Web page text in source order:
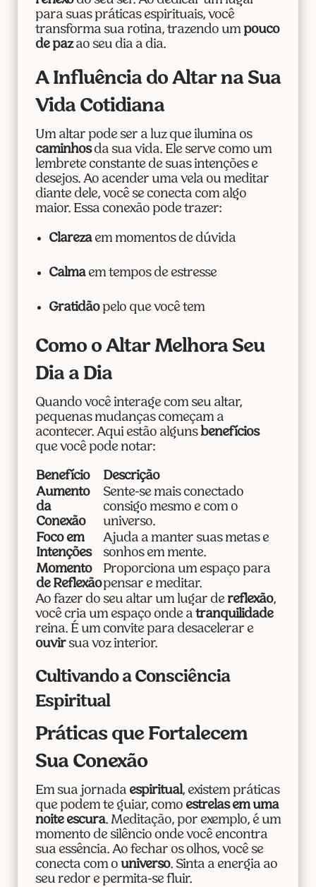
para suas práticas espirituais, você
transforma sua rotina, trazendo um pouco
de pazao seu dia a dia.
A Influência do Altar na Sua
Vida Cotidiana
Um altar pode ser a luz que ilumina os
caminhosda sua vida. Ele serve como um
lembrete constante de suas intenções e
desejos. Ao acender uma vela ou meditar
diante dele, você se conecta com algo
maior. Essa conexão pode trazer:
Clarezaem momentos de dúvida
Calmaem tempos de estresse
Gratidãopelo que você tem
Como o Altar Melhora Seu
Dia a Dia
Quando você interage com seu altar,
pequenas mudanças começam a
acontecer. Aqui estão algunsbenefícios
que você pode notar:
Benefício
Descrição
Aumento
da
Conexão
Sente-se mais conectado
consigo mesmo e com o
universo.
Foco em
Intenções
Ajuda a manter suas metas e
sonhos em mente.
Momento
de Reflexão
Proporciona um espaço para
pensar e meditar.
Ao fazer do seu altar um lugar de reflexão,
você cria um espaço onde a tranquilidade
reina. É um convite para desacelerar e
ouvirsua voz interior.
Cultivando a Consciência
Espiritual
Práticas que Fortalecem
Sua Conexão
Em sua jornada espiritual, existem práticas
que podem te guiar, como estrelas em uma
noite escura. Meditação, por exemplo, é um
momento de silêncio onde você encontra
sua essência. Ao fechar os olhos, você se
conecta com o universo. Sinta a energia ao
seu redor e permita-se fluir.